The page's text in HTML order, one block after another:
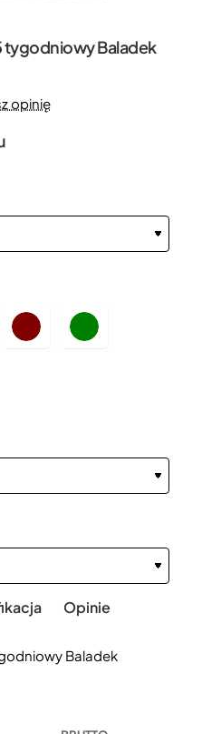
tygodniowy Baladek
opinię
Opinie
Baladek